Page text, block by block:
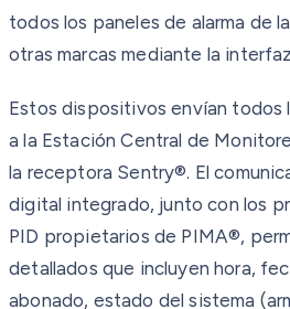
todos los paneles de alarma de
otras marcas mediante la
Estos dispositivos envían todos
a la Estación Central de
la receptora Sentry®. El
digital integrado, junto con los
PID propietarios de PIMA®,
detallados que incluyen hora,
abonado, estado del sistema